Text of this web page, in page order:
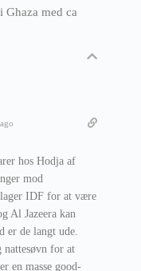
med ca
hos Hodja af
mod
IDF for at være
Al Jazeera kan
er de langt ude.
nattesøvn for at
en masse good-